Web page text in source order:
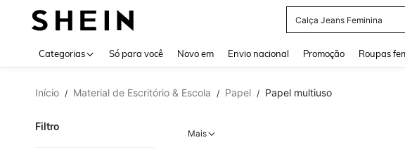
Calça Jeans Feminina
Categorias Só para você Novo em Envio nacional Promoção Roupas
Início / Material de Escritório & Escola / Papel / Papel multiuso
Filtro
Mais